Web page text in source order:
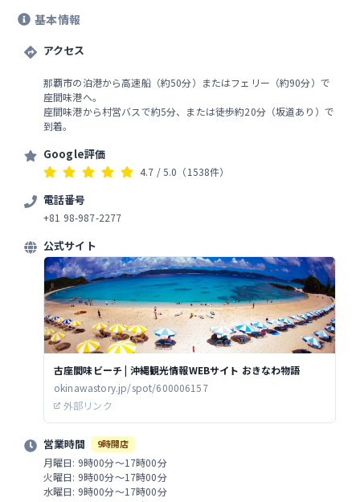
基本情報
アクセス
那覇市の泊港から高速船（約50分）またはフェリー（約90分）で
座間味港へ。
座間味港から村営バスで約5分、または徒歩約20分（坂道あり）で
到着。
Google評価
4.7 / 5.0 （1538件）
電話番号
+81 98-987-2277
公式サイト
古座間味ビーチ | 沖縄観光情報WEBサイト おきなわ物語
okinawastory.jp/spot/600006157
外部リンク
営業時間 9時開店
月曜日: 9時00分～17時00分
火曜日: 9時00分～17時00分
水曜日: 9時00分～17時00分